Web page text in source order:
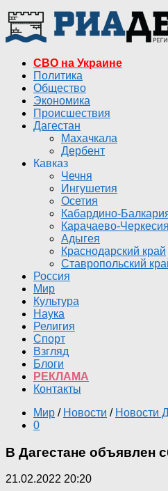
СВО на Украине
Политика
Общество
Экономика
Происшествия
Дагестан
Махачкала
Дербент
Кавказ
Чечня
Ингушетия
Осетия
Кабардино-
Карачаево-Черкесия
Адыгея
Краснодарский край
Ставропольский
Россия
Мир
Культура
Наука
Религия
Спорт
Взгляд
Блоги
РЕКЛАМА
Контакты
Мир / Новости / Новости
0
В Дагестане объявлен
21.02.2022 20:20